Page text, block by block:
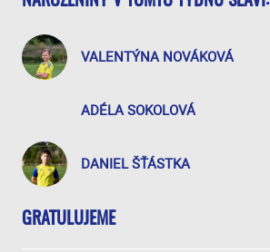
VALENTÝNA NOVÁKOVÁ
ADÉLA SOKOLOVÁ
DANIEL ŠŤÁSTKA
GRATULUJEME